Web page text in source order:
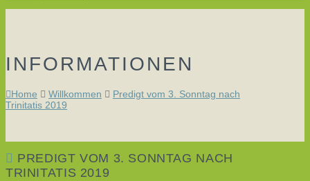
INFORMATIONEN
Home Willkommen
Predigt vom 3. Sonntag nach
Trinitatis 2019
PREDIGT VOM 3. SONNTAG NACH
TRINITATIS 2019